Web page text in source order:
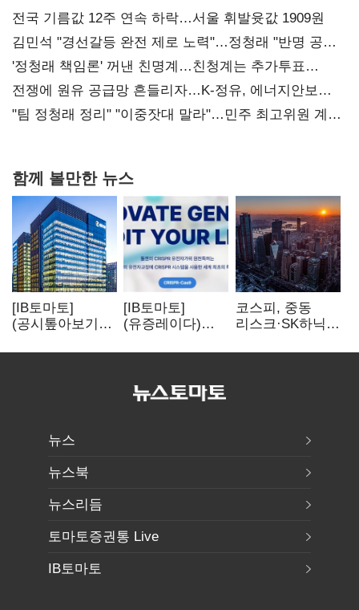
전국 기름값 12주 연속 하락…서울 휘발윳값 1909원
김민석 "경선갈등 완전 제로 노력"…정청래 "반명 공세
사과부터"
'정청래 책임론' 꺼낸 친명계…친청계는 추가투표
때리기
전쟁에 원유 공급망 흔들리자…K-정유, 에너지안보
핵심으로 재부상
"팀 정청래 정리" "이중잣대 말라"…민주 최고위원 계파
함께 볼만한 뉴스
[IB토마토]
(공시톺아보기)
바로 매출로
[IB토마토]
(유증레이다)
3분의 1 토막…
비용부터 챙긴다
코스피, 중동
리스크·SK하닉
뒷걸음
뉴스
뉴스북
뉴스리듬
토마토증권통 Live
IB토마토